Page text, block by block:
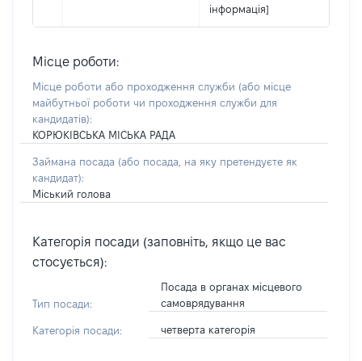
інформація]
Місце роботи:
Місце роботи або проходження служби (або місце
майбутньої роботи чи проходження служби для
кандидатів):
КОРЮКІВСЬКА МІСЬКА РАДА
Займана посада (або посада, на яку претендуєте як
кандидат):
Міський голова
Категорія посади (заповніть, якщо це вас
стосується):
Тип посади:
Посада в органах місцевого
самоврядування
Категорія посади: четверта категорія